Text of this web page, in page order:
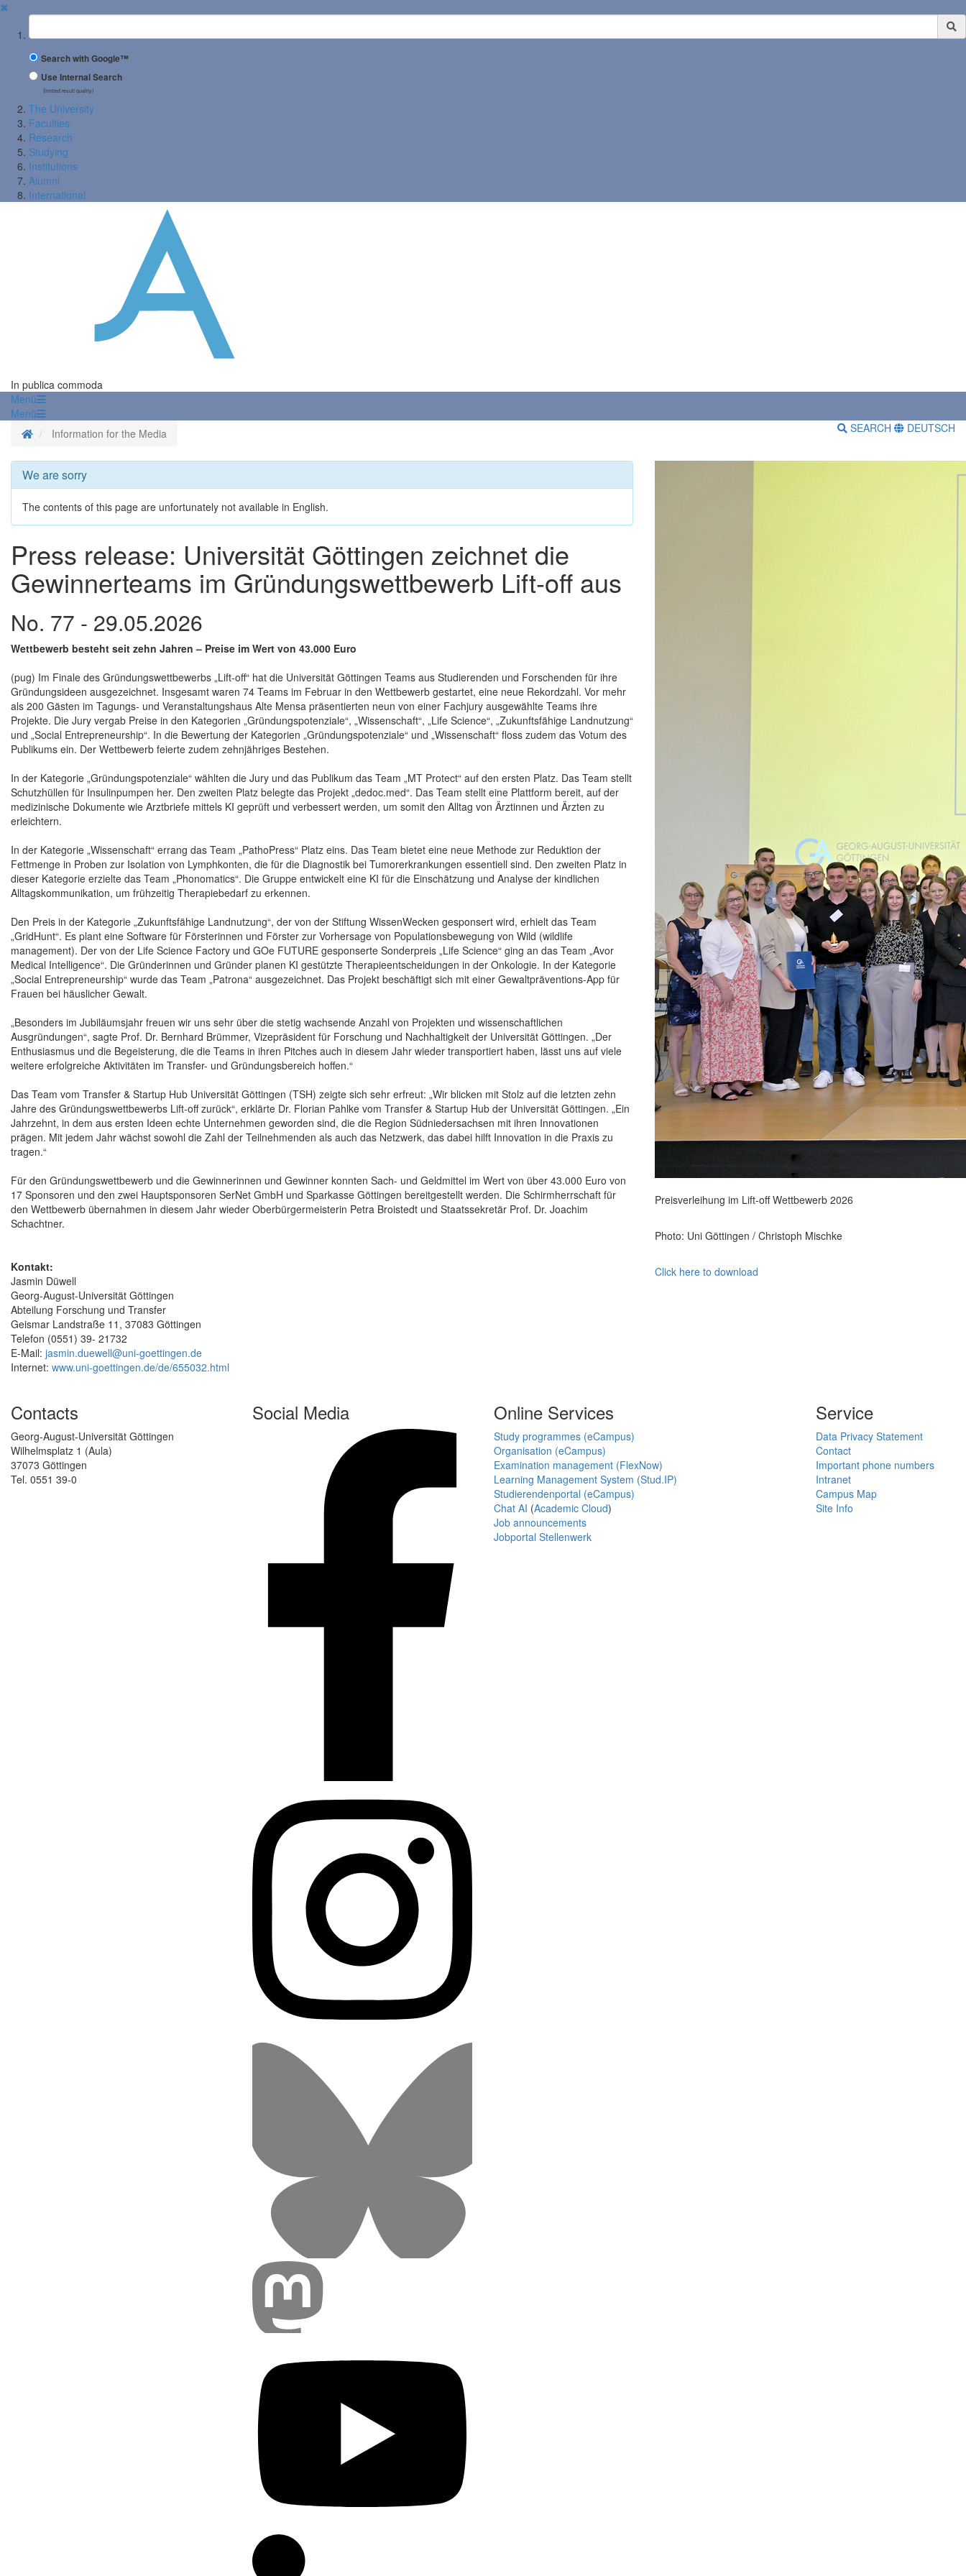
✖
Suchbegriff
Search with Google™
Use Internal Search
(limited result quality)
The University
Faculties
Research
Studying
Institutions
Alumni
International
In publica commoda
Menü
Menü
Homepage
Information for the Media SEARCH DEUTSCH
We are sorry
The contents of this page are unfortunately not available in English.
Press release: Universität Göttingen zeichnet die
Gewinnerteams im Gründungswettbewerb Lift-off aus
No. 77 - 29.05.2026
Wettbewerb besteht seit zehn Jahren – Preise im Wert von 43.000 Euro
(pug) Im Finale des Gründungswettbewerbs „Lift-off“ hat die Universität Göttingen Teams aus Studierenden und Forschenden für ihre
Gründungsideen ausgezeichnet. Insgesamt waren 74 Teams im Februar in den Wettbewerb gestartet, eine neue Rekordzahl. Vor mehr
als 200 Gästen im Tagungs- und Veranstaltungshaus Alte Mensa präsentierten neun von einer Fachjury ausgewählte Teams ihre
Projekte. Die Jury vergab Preise in den Kategorien „Gründungspotenziale“, „Wissenschaft“, „Life Science“, „Zukunftsfähige Landnutzung“
und „Social Entrepreneurship“. In die Bewertung der Kategorien „Gründungspotenziale“ und „Wissenschaft“ floss zudem das Votum des
Publikums ein. Der Wettbewerb feierte zudem zehnjähriges Bestehen.
In der Kategorie „Gründungspotenziale“ wählten die Jury und das Publikum das Team „MT Protect“ auf den ersten Platz. Das Team stellt
Schutzhüllen für Insulinpumpen her. Den zweiten Platz belegte das Projekt „dedoc.med“. Das Team stellt eine Plattform bereit, auf der
medizinische Dokumente wie Arztbriefe mittels KI geprüft und verbessert werden, um somit den Alltag von Ärztinnen und Ärzten zu
erleichtern.
In der Kategorie „Wissenschaft“ errang das Team „PathoPress“ Platz eins. Das Team bietet eine neue Methode zur Reduktion der
Fettmenge in Proben zur Isolation von Lymphkonten, die für die Diagnostik bei Tumorerkrankungen essentiell sind. Den zweiten Platz in
dieser Kategorie erzielte das Team „Phonomatics“. Die Gruppe entwickelt eine KI für die Einschätzung und Analyse der kindlichen
Alltagskommunikation, um frühzeitig Therapiebedarf zu erkennen.
Den Preis in der Kategorie „Zukunftsfähige Landnutzung“, der von der Stiftung WissenWecken gesponsert wird, erhielt das Team
„GridHunt“. Es plant eine Software für Försterinnen und Förster zur Vorhersage von Populationsbewegung von Wild (wildlife
management). Der von der Life Science Factory und GOe FUTURE gesponserte Sonderpreis „Life Science“ ging an das Team „Avor
Medical Intelligence“. Die Gründerinnen und Gründer planen KI gestützte Therapieentscheidungen in der Onkologie. In der Kategorie
„Social Entrepreneurship“ wurde das Team „Patrona“ ausgezeichnet. Das Projekt beschäftigt sich mit einer Gewaltpräventions-App für
Frauen bei häuslicher Gewalt.
„Besonders im Jubiläumsjahr freuen wir uns sehr über die stetig wachsende Anzahl von Projekten und wissenschaftlichen
Ausgründungen“, sagte Prof. Dr. Bernhard Brümmer, Vizepräsident für Forschung und Nachhaltigkeit der Universität Göttingen. „Der
Enthusiasmus und die Begeisterung, die die Teams in ihren Pitches auch in diesem Jahr wieder transportiert haben, lässt uns auf viele
weitere erfolgreiche Aktivitäten im Transfer- und Gründungsbereich hoffen.“
Das Team vom Transfer & Startup Hub Universität Göttingen (TSH) zeigte sich sehr erfreut: „Wir blicken mit Stolz auf die letzten zehn
Jahre des Gründungswettbewerbs Lift-off zurück“, erklärte Dr. Florian Pahlke vom Transfer & Startup Hub der Universität Göttingen. „Ein
Jahrzehnt, in dem aus ersten Ideen echte Unternehmen geworden sind, die die Region Südniedersachsen mit ihren Innovationen
prägen. Mit jedem Jahr wächst sowohl die Zahl der Teilnehmenden als auch das Netzwerk, das dabei hilft Innovation in die Praxis zu
tragen.“
Für den Gründungswettbewerb und die Gewinnerinnen und Gewinner konnten Sach- und Geldmittel im Wert von über 43.000 Euro von
17 Sponsoren und den zwei Hauptsponsoren SerNet GmbH und Sparkasse Göttingen bereitgestellt werden. Die Schirmherrschaft für
den Wettbewerb übernahmen in diesem Jahr wieder Oberbürgermeisterin Petra Broistedt und Staatssekretär Prof. Dr. Joachim
Schachtner.
Kontakt:
Jasmin Düwell
Georg-August-Universität Göttingen
Abteilung Forschung und Transfer
Geismar Landstraße 11, 37083 Göttingen
Telefon (0551) 39- 21732
E-Mail: jasmin.duewell@uni-goettingen.de
Internet: www.uni-goettingen.de/de/655032.html
Preisverleihung im Lift-off Wettbewerb 2026
Photo: Uni Göttingen / Christoph Mischke
Click here to download
Contacts
Georg-August-Universität Göttingen
Wilhelmsplatz 1 (Aula)
37073 Göttingen
Tel. 0551 39-0
Social Media Online Services
Study programmes (eCampus)
Organisation (eCampus)
Examination management (FlexNow)
Learning Management System (Stud.IP)
Studierendenportal (eCampus)
Chat AI (Academic Cloud)
Job announcements
Jobportal Stellenwerk
Service
Data Privacy Statement
Contact
Important phone numbers
Intranet
Campus Map
Site Info